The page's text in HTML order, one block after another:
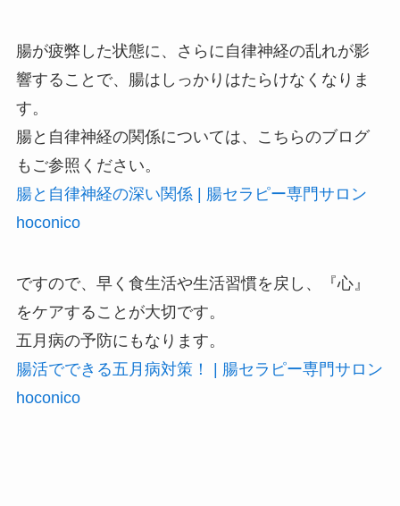
腸が疲弊した状態に、さらに自律神経の乱れが影
響することで、腸はしっかりはたらけなくなりま
す。
腸と自律神経の関係については、こちらのブログ
もご参照ください。
腸と自律神経の深い関係 | 腸セラピー専門サロン
hoconico
ですので、早く食生活や生活習慣を戻し、『心』
をケアすることが大切です。
五月病の予防にもなります。
腸活でできる五月病対策！ | 腸セラピー専門サロン
hoconico